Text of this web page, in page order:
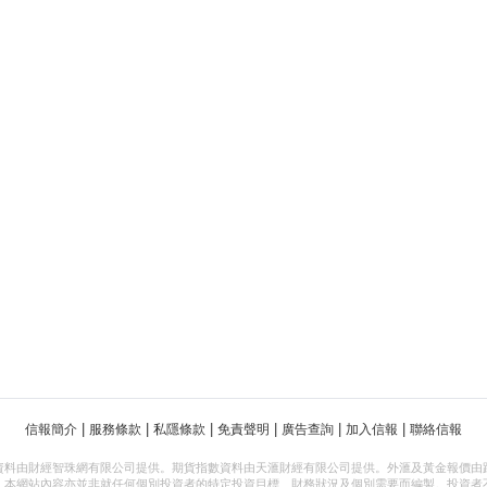
信報簡介 服務條款 私隱條款 免責聲明 廣告查詢 加入信報 聯絡信報
料由財經智珠網有限公司提供。期貨指數資料由天滙財經有限公司提供。外滙及黃金報價由
網站內容亦並非就任何個別投資者的特定投資目標、財務狀況及個別需要而編製。投資